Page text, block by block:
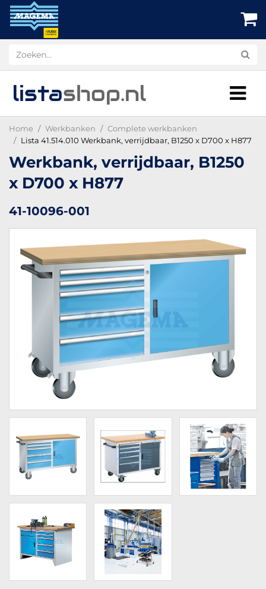
listashop.nl
Home Werkbanken
Complete werkbanken
Lista 41.514.010 Werkbank, verrijdbaar, B1250 x D700 x H877
Werkbank, verrijdbaar, B1250
x D700 x H877
41-10096-001